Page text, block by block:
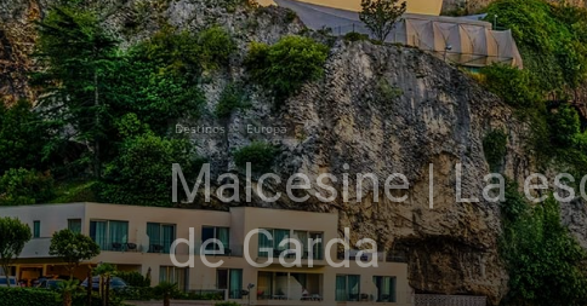
Destinos Europa
Malcesine | La
de Garda